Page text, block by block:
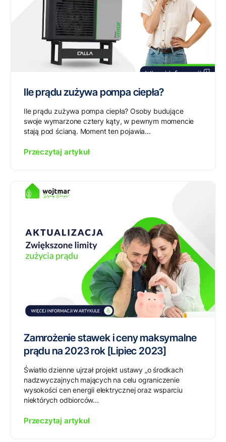
Ile prądu zużywa pompa ciepła?
Ile prądu zużywa pompa ciepła? Osoby budujące
swoje wymarzone cztery kąty, w pewnym momencie
stają pod ścianą. Moment ten pojawia...
Przeczytaj artykuł
Zamrożenie stawek i ceny maksymalne
prądu na 2023 rok [Lipiec 2023]
Światło dzienne ujrzał projekt ustawy „o środkach
nadzwyczajnych mających na celu ograniczenie
wysokości cen energii elektrycznej oraz wsparciu
niektórych odbiorców...
Przeczytaj artykuł